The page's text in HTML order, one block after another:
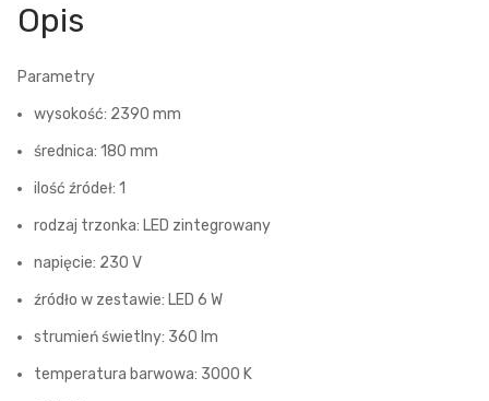
Opis
Parametry
wysokość: 2390 mm
średnica: 180 mm
ilość źródeł: 1
rodzaj trzonka: LED zintegrowany
napięcie: 230 V
źródło w zestawie: LED 6 W
strumień świetlny: 360 lm
temperatura barwowa: 3000 K